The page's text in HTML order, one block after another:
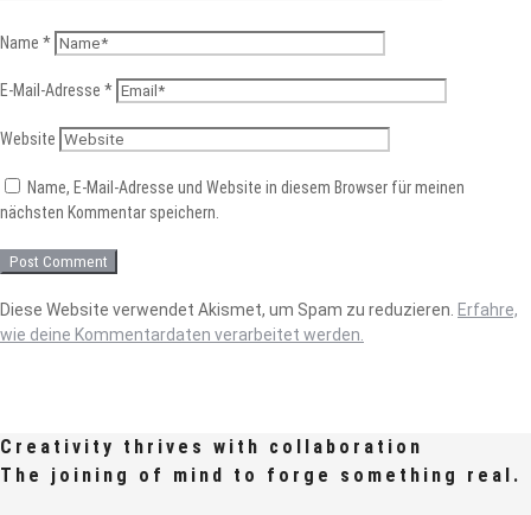
Name *
E-Mail-Adresse *
Website
Name, E-Mail-Adresse und Website in diesem Browser für meinen
nächsten Kommentar speichern.
Diese Website verwendet Akismet, um Spam zu reduzieren. Erfahre,
wie deine Kommentardaten verarbeitet werden.
Creativity thrives with collaboration
The joining of mind to forge something real.